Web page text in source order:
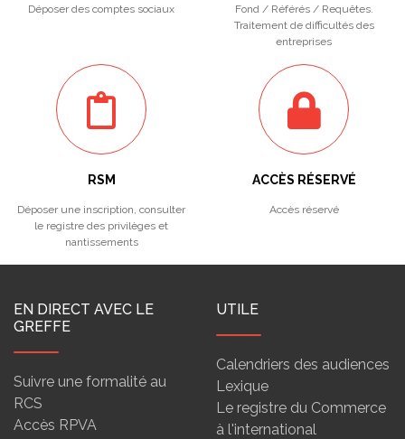
Déposer des comptes sociaux
Fond / Référés / Requêtes.
Traitement de difficultés des
entreprises
RSM
Déposer une inscription, consulter
le registre des privilèges et
nantissements
ACCÈS RÉSERVÉ
Accès réservé
EN DIRECT AVEC LE
GREFFE
Suivre une formalité au
RCS
Accès RPVA
UTILE
Calendriers des audiences
Lexique
Le registre du Commerce
à l'international